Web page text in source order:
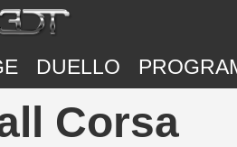
DUELLO
Corsa